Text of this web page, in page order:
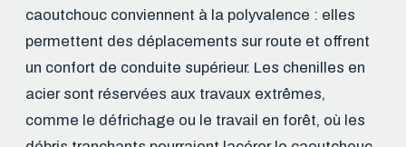
caoutchouc conviennent à la polyvalence : elles
permettent des déplacements sur route et offrent
un confort de conduite supérieur. Les chenilles en
acier sont réservées aux travaux extrêmes,
comme le défrichage ou le travail en forêt, où les